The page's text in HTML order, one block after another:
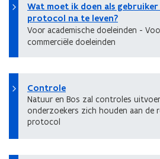
Wat moet ik doen als
protocol na te leven?
Voor academische doeleinden -
commerciële doeleinden
Controle
Natuur en Bos zal controles
onderzoekers zich houden aan de
protocol